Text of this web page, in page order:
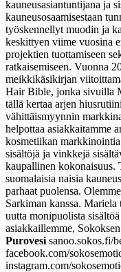
kauneusasiantuntijana ja
kauneusosaamisestaan
työskennellyt muodin ja
keskittyen viime vuosina
projektien tuottamiseen
ratkaisemiseen. Vuonna
meikkikäsikirjan
Hair Bible, jonka sivuilla
tällä kertaa arjen
vähittäismyynnin
helpottaa asiakkaitamme
kosmetiikan
sisältöjä ja vinkkejä
kaupallinen kokonaisuus.
suomalaisia naisia
parhaat puolensa.
Sarkiman kanssa. Mariela
uutta monipuolista
asiakkaillemme,
Purovesi sanoo.sokos.fi/
facebook.com/
instagram.com/